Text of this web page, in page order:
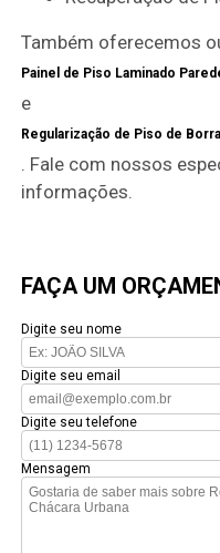
Também oferecemos
Painel de Piso Laminado
e
Regularização de Piso de
. Fale com nossos
informações.
FAÇA UM
Digite seu nome
Digite seu email
Digite seu telefone
Mensagem